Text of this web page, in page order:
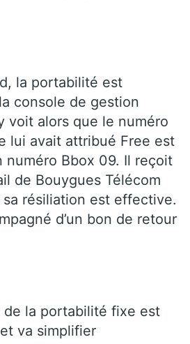
la portabilité est
console de gestion
voit alors que le numéro
lui avait attribué Free est
numéro Bbox 09. Il reçoit
de Bouygues Télécom
résiliation est effective.
d’un bon de retour
de la portabilité fixe est
va simplifier